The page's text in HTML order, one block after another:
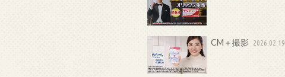
CM＋撮影 2026.02.19